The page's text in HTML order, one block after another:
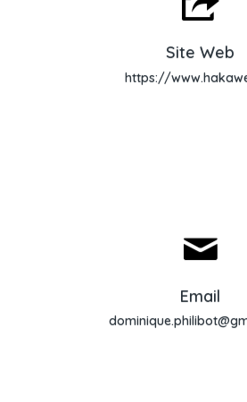
Site Web
https://
Email